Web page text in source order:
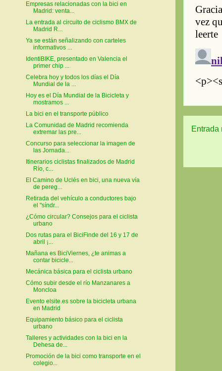
Entrada
Empresas relacionadas con la bici en
Madrid: venta...
La entrada al circuito de ciclismo BMX de
Madrid R...
Ya se están señalizando con carteles
informativos ...
IdentiBIKE, presentado en Valencia el
primer chip ...
Celebra hoy y todos los días el Día
Mundial de la ...
Hoy es el Día Mundial de la Bicicleta y
mostramos ...
La bici en el transporte público
La Comunidad de Madrid recomienda
extremar las pre...
Concurso para seleccionar la imagen de
las Jornada...
Itinerarios ciclistas finalizados de Madrid
Río, c...
El Camino de Uclés en bici, una nueva vía
de pereg...
Retirada del vehículo a conductores bajo
el "síndr...
¿Cómo circular? Consejos para el ciclista
urbano
Dos rutas para el BiciFinde del 16 y 17 de
abril ¡...
Mañana es BiciViernes, ¿te animas a
contar bicicle...
Mecánica básica para el ciclista urbano
Cómo subir desde el río Manzanares a
Moncloa
Evento elsite.es sobre la bicicleta urbana
en Madrid
Equipamiento básico para el ciclista
urbano
Talleres y actividades con la bici en la
Dehesa de...
Promoción de la bici como transporte en el
colegio...